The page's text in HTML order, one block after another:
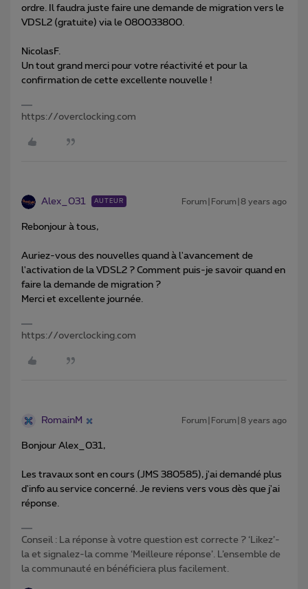
ordre. Il faudra juste faire une demande de migration vers le
VDSL2 (gratuite) via le 080033800.
NicolasF.
Un tout grand merci pour votre réactivité et pour la
confirmation de cette excellente nouvelle !
https://overclocking.com
Alex_031 AUTEUR Forum|Forum|8 years ago
Rebonjour à tous,
Auriez-vous des nouvelles quand à l'avancement de
l'activation de la VDSL2 ? Comment puis-je savoir quand en
faire la demande de migration ?
Merci et excellente journée.
https://overclocking.com
RomainM Forum|Forum|8 years ago
Bonjour Alex_031,
Les travaux sont en cours (JMS 380585), j'ai demandé plus
d'info au service concerné. Je reviens vers vous dès que j'ai
réponse.
Conseil : La réponse à votre question est correcte ? ‘Likez’-
la et signalez-la comme ‘Meilleure réponse’. L’ensemble de
la communauté en bénéficiera plus facilement.